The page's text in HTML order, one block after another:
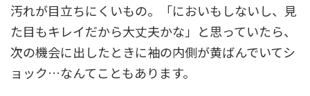
汚れが目立ちにくいもの。「においもしないし、見
た目もキレイだから大丈夫かな」と思っていたら、
次の機会に出したときに袖の内側が黄ばんでいてシ
ョック…なんてこともあります。